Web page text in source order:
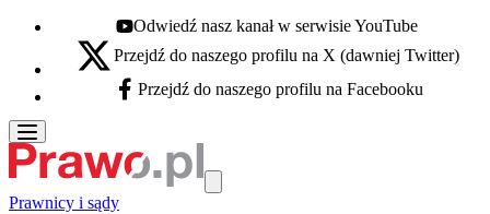
Youtube - otwiera się w nowej karcie
Odwiedź nasz kanał w serwisie YouTube
X - otwiera się w nowej karcie
Przejdź do naszego profilu na X (dawniej Twitter)
Facebook - otwiera się w nowej karcie
Przejdź do naszego profilu na Facebooku
Prawnicy i sądy